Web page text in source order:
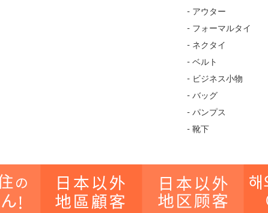
- アウター
- フォーマルタイ
- ネクタイ
- ベルト
- ビジネス小物
- バッグ
- パンプス
- 靴下